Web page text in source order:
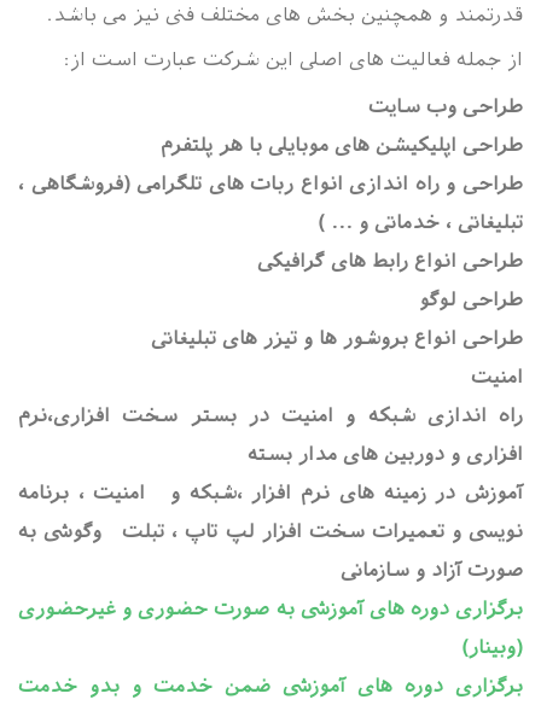
قدرتمند و همچنین بخش های مختلف فنی نیز می باشد.
از جمله فعالیت های اصلی این شرکت عبارت است از:
طراحی وب سایت
طراحی اپلیکیشن های موبایلی با هر پلتفرم
طراحی و راه اندازی انواع ربات های تلگرامی (فروشگاهی ،
تبلیغاتی ، خدماتی و ... )
طراحی انواع رابط های گرافیکی
طراحی لوگو
طراحی انواع بروشور ها و تیزر های تبلیغاتی
امنیت
راه اندازی شبکه و امنیت در بستر سخت افزاری،نرم
افزاری و دوربین های مدار بسته
آموزش در زمینه های نرم افزار ،شبکه و امنیت ، برنامه
نویسی و تعمیرات سخت افزار لپ تاپ ، تبلت وگوشی به
صورت آزاد و سازمانی
برگزاری دوره های آموزشی به صورت حضوری و غیرحضوری
(وبینار)
برگزاری دوره های آموزشی ضمن خدمت و بدو خدمت